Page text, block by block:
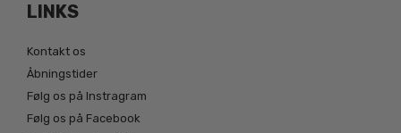
LINKS
Kontakt os
Åbningstider
Følg os på Instragram
Følg os på Facebook